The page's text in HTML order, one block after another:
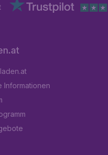
Informationen